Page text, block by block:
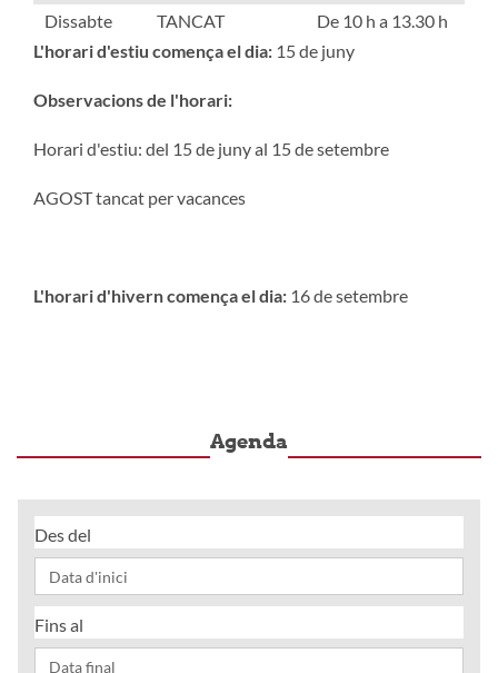
Dissabte
TANCAT
De 10 h a 13.30 h
L'horari d'estiu comença el dia: 15 de juny
Observacions de l'horari:
Horari d'estiu: del 15 de juny al 15 de setembre
AGOST tancat per vacances
L'horari d'hivern comença el dia: 16 de setembre
Agenda
Des del
Fins al